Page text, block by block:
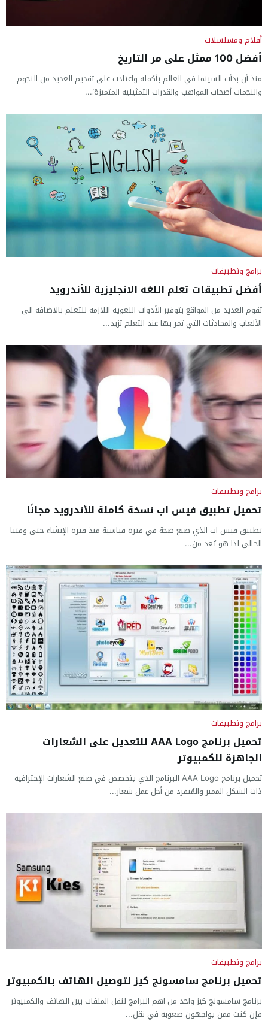
أفلام ومسلسلات
أفضل 100 ممثل على مر التاريخ
منذ أن بدأت السينما في العالم بأكمله واعتادت على تقديم العديد من النجوم
والنجمات أصحاب المواهب والقدرات التمثيلية المتميزة؛...
برامج وتطبيقات
أفضل تطبيقات تعلم اللغه الانجليزية للأندرويد
تقوم العديد من المواقع بتوفير الأدوات اللغوية اللازمة للتعلم بالاضافة الى
الألعاب والمحادثات التي تمر بها عند التعلم تزيد...
برامج وتطبيقات
تحميل تطبيق فيس اب نسخة كاملة للأندرويد مجانًا
تطبيق فيس اب الذي صنع ضجة في فترة قياسية منذ فترة الإنشاء حتى وقتنا
الحالي لذا هو يُعد من...
برامج وتطبيقات
تحميل برنامج AAA Logo للتعديل على الشعارات
الجاهزة للكمبيوتر
تحميل برنامج AAA Logo البرنامج الذي يتخصص في صنع الشعارات الإحترافية
ذات الشكل المميز والمُنفرد من أجل عمل شعار...
برامج وتطبيقات
تحميل برنامج سامسونج كيز لتوصيل الهاتف بالكمبيوتر
برنامج سامسونج كيز واحد من اهم البرامج لنقل الملفات بين الهاتف والكمبيوتر
فإن كنت ممن يواجهون صعوبة في نقل...